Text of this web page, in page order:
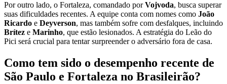
Por outro lado, o Fortaleza, comandado porVojvoda, busca superar
suas dificuldades recentes. A equipe conta com nomes como João
Ricardo e Deyverson, mas também sofre com desfalques, incluindo
Brítez e Marinho, que estão lesionados. A estratégia do Leão do
Pici será crucial para tentar surpreender o adversário fora de casa.
Como tem sido o desempenho recente de
São Paulo e Fortaleza no Brasileirão?